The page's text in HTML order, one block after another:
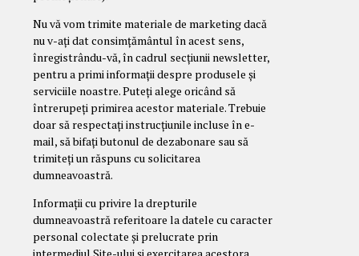
Nu vă vom trimite materiale de marketing dacă
nu v-aţi dat consimţământul în acest sens,
înregistrându-vă, în cadrul secțiunii newsletter,
pentru a primi informaţii despre produsele şi
serviciile noastre. Puteţi alege oricând să
întrerupeţi primirea acestor materiale. Trebuie
doar să respectaţi instrucţiunile incluse în e-
mail, să bifați butonul de dezabonare sau să
trimiteţi un răspuns cu solicitarea
dumneavoastră.
Informații cu privire la drepturile
dumneavoastră referitoare la datele cu caracter
personal colectate și prelucrate prin